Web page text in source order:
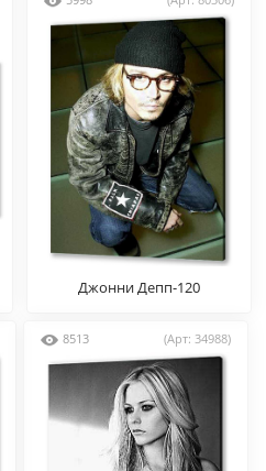
Джонни Депп-120
8513 (Арт: 34988)